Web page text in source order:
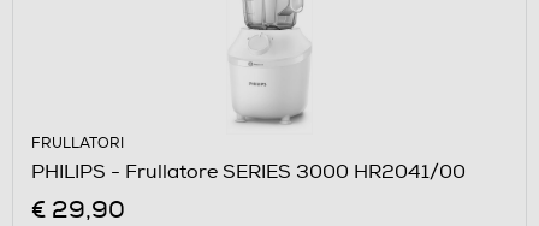
FRULLATORI
PHILIPS - Frullatore SERIES 3000 HR2041/00
€ 29,90